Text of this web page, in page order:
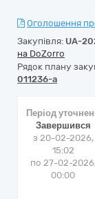
Оголошення
Закупівля: UA-
на DoZorro
Рядок плану
011236-a
Період
Завершився
з 20-02-2026,
15:02
по 27-02-
00:00